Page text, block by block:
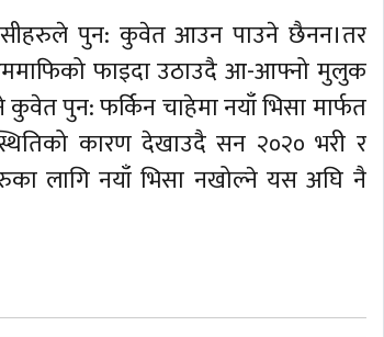
पुन: कुवेत आउन पाउने छैनन।तर
फाइदा उठाउदै आ-आफ्नो मुलुक
पुन: फर्किन चाहेमा नयाँ भिसा मार्फत
कारण देखाउदै सन २०२० भरी र
लागि नयाँ भिसा नखोल्ने यस अघि नै